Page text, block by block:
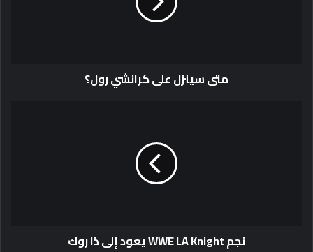
متى سينزل على كرانشي رول؟
نجم WWE LA Knight يعود إلى ذا روك